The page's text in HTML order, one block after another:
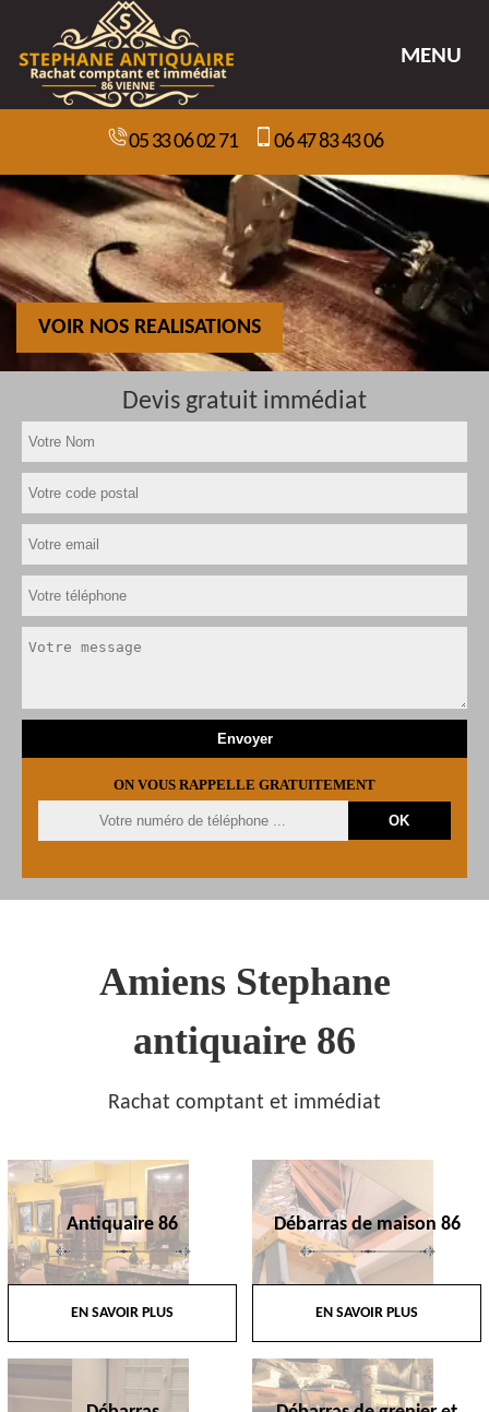
MENU
05 33 06 02 71 06 47 83 43 06
VOIR NOS REALISATIONS
Devis gratuit immédiat
ON VOUS RAPPELLE GRATUITEMENT
Amiens Stephane
antiquaire 86
Rachat comptant et immédiat
Antiquaire 86
EN SAVOIR PLUS
Débarras de maison 86
EN SAVOIR PLUS